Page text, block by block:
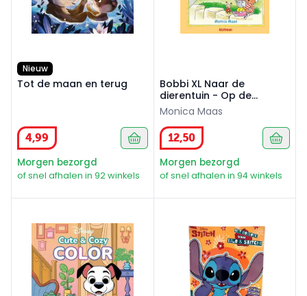
Nieuw
Tot de maan en terug
4,99
Morgen bezorgd
of snel afhalen in 92 winkels
Bobbi XL Naar de
dierentuin - Op de
boerderij - Naar het bos
Monica Maas
12,50
Morgen bezorgd
of snel afhalen in 94 winkels